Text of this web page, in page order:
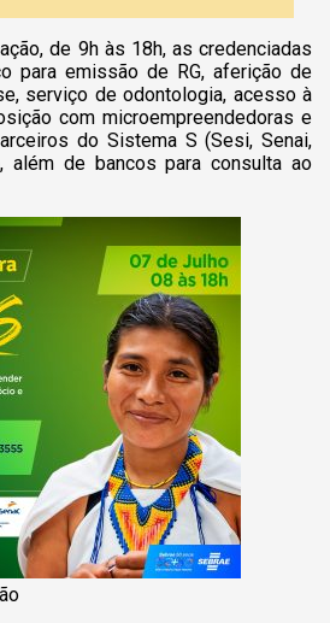
de 9h às 18h, as credenciadas
para emissão de RG, aferição de
serviço de odontologia, acesso à
com microempreendedoras e
do Sistema S (Sesi, Senai,
além de bancos para consulta ao